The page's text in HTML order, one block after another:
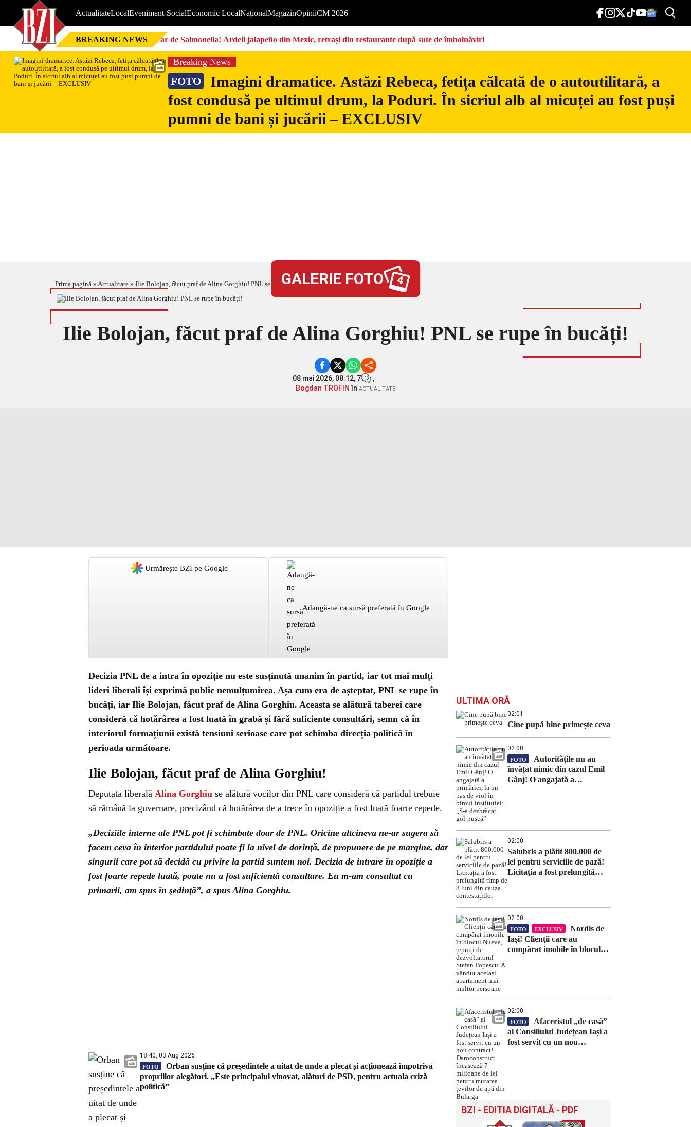
ActualitateLocalEveniment-SocialEconomic LocalNaționalMagazinOpiniiCM 2026
BREAKING NEWS Focar de Salmonella! Ardeii jalapeño din Mexic, retrași din restaurante după sute de îmbolnăviri
Breaking News
FOTO
Imagini dramatice. Astăzi Rebeca, fetița călcată de o autoutilitară, a
fost condusă pe ultimul drum, la Poduri. În sicriul alb al micuței au fost puși
pumni de bani și jucării – EXCLUSIV
Prima pagină » Actualitate » Ilie Bolojan, făcut praf de Alina Gorghiu! PNL se rupe în bucăți!GALERIE FOTO 4
Ilie Bolojan, făcut praf de Alina Gorghiu! PNL se rupe în bucăți!
08 mai 2026, 08:12, 7
,
Bogdan TROFIN în ACTUALITATE
Urmărește BZI pe Google
Adaugă-ne ca sursă preferată în Google
Decizia PNL de a intra în opoziție nu este susținută unanim în partid, iar tot mai mulți
lideri liberali își exprimă public nemulțumirea. Așa cum era de așteptat, PNL se rupe în
bucăți, iar Ilie Bolojan, făcut praf de Alina Gorghiu. Aceasta se alătură taberei care
consideră că hotărârea a fost luată în grabă și fără suficiente consultări, semn că în
interiorul formațiunii există tensiuni serioase care pot schimba direcția politică în
perioada următoare.
Ilie Bolojan, făcut praf de Alina Gorghiu!
Deputata liberală Alina Gorghiu se alătură vocilor din PNL care consideră că partidul trebuie
să rămână la guvernare, precizând că hotărârea de a trece în opoziție a fost luată foarte repede.
„Deciziile interne ale PNL pot fi schimbate doar de PNL. Oricine altcineva ne-ar sugera să
facem ceva în interior partidului poate fi la nivel de dorinţă, de propunere de pe margine, dar
singurii care pot să decidă cu privire la partid suntem noi. Decizia de intrare în opoziţie a
fost foarte repede luată, poate nu a fost suficientă consultare. Eu m-am consultat cu
primarii, am spus în şedinţă”, a spus Alina Gorghiu.
18:40, 03 Aug 2026
FOTO
Orban susține că președintele a uitat de unde a plecat și acționează împotriva
propriilor alegători. „Este principalul vinovat, alături de PSD, pentru actuala criză
politică”
ULTIMA ORĂ
02:01
Cine pupă bine primește ceva
02:00
FOTO
Autoritățile nu au
învățat nimic din cazul Emil
Gânj! O angajată a
02:00
Salubris a plătit 800.000 de
lei pentru serviciile de pază!
Licitația a fost prelungită
02:00
FOTO EXCLUSIV
Nordis de
Iași! Clienții care au
cumpărat imobile în blocul
02:00
FOTO
Afaceristul „de casă”
al Consiliului Județean Iași a
fost servit cu un nou
BZI - EDITIA DIGITALĂ - PDF